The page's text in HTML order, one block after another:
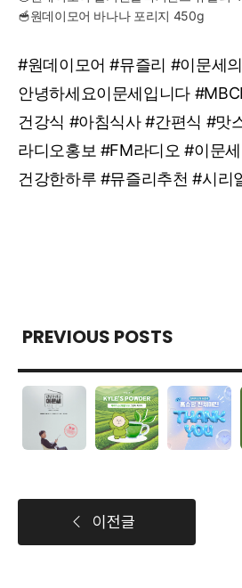
🥣원데이모어 바나나 포리지 450g
#원데이모어 #뮤즐리 #이문세
안녕하세요이문세입니다
건강식 #아침식사 #간편식 #맛
라디오홍보 #FM라디오 #이문
건강한하루 #뮤즐리추천 #시리
PREVIOUS POSTS
이전글